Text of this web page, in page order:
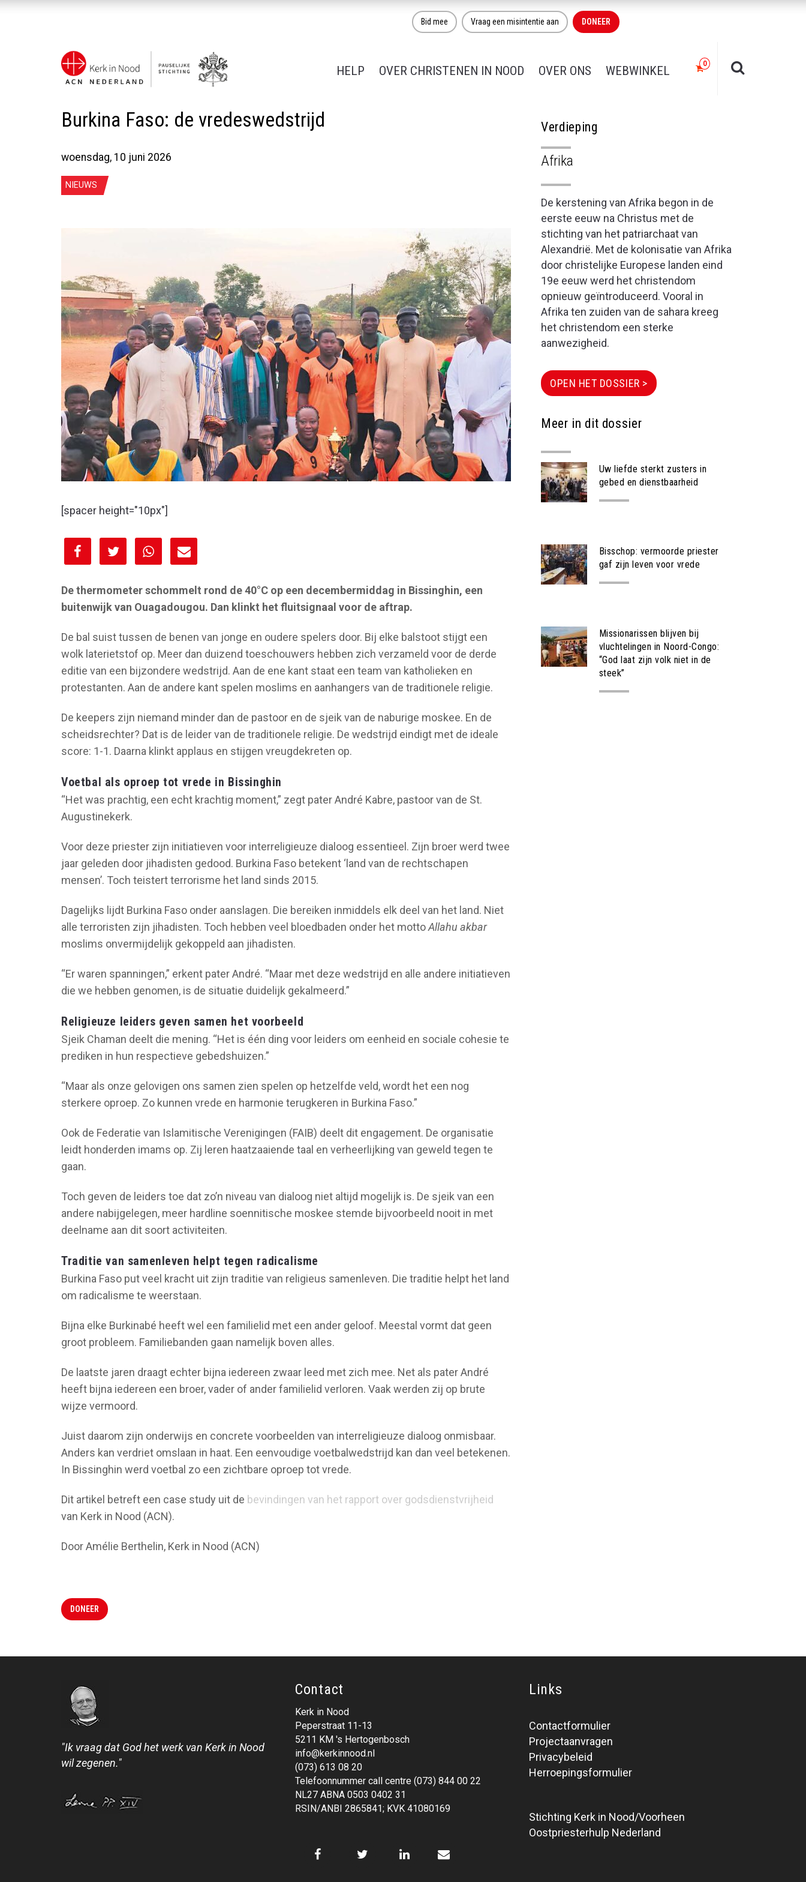
Bid mee Vraag een misintentie aan DONEER
HELP OVER CHRISTENEN IN NOOD OVER ONS WEBWINKEL
Burkina Faso: de vredeswedstrijd
woensdag, 10 juni 2026
NIEUWS
[spacer height="10px"]
[spacer height="10px"]
De thermometer schommelt rond de 40°C op een decembermiddag in Bissinghin, een
buitenwijk van Ouagadougou. Dan klinkt het fluitsignaal voor de aftrap.
De bal suist tussen de benen van jonge en oudere spelers door. Bij elke balstoot stijgt een
wolk laterietstof op. Meer dan duizend toeschouwers hebben zich verzameld voor de derde
editie van een bijzondere wedstrijd. Aan de ene kant staat een team van katholieken en
protestanten. Aan de andere kant spelen moslims en aanhangers van de traditionele religie.
De keepers zijn niemand minder dan de pastoor en de sjeik van de naburige moskee. En de
scheidsrechter? Dat is de leider van de traditionele religie. De wedstrijd eindigt met de ideale
score: 1-1. Daarna klinkt applaus en stijgen vreugdekreten op.
Voetbal als oproep tot vrede in Bissinghin
“Het was prachtig, een echt krachtig moment,” zegt pater André Kabre, pastoor van de St.
Augustinekerk.
Voor deze priester zijn initiatieven voor interreligieuze dialoog essentieel. Zijn broer werd twee
jaar geleden door jihadisten gedood. Burkina Faso betekent ‘land van de rechtschapen
mensen’. Toch teistert terrorisme het land sinds 2015.
Dagelijks lijdt Burkina Faso onder aanslagen. Die bereiken inmiddels elk deel van het land. Niet
alle terroristen zijn jihadisten. Toch hebben veel bloedbaden onder het mottoAllahu akbar
moslims onvermijdelijk gekoppeld aan jihadisten.
“Er waren spanningen,” erkent pater André. “Maar met deze wedstrijd en alle andere initiatieven
die we hebben genomen, is de situatie duidelijk gekalmeerd.”
Religieuze leiders geven samen het voorbeeld
Sjeik Chaman deelt die mening. “Het is één ding voor leiders om eenheid en sociale cohesie te
prediken in hun respectieve gebedshuizen.”
“Maar als onze gelovigen ons samen zien spelen op hetzelfde veld, wordt het een nog
sterkere oproep. Zo kunnen vrede en harmonie terugkeren in Burkina Faso.”
Ook de Federatie van Islamitische Verenigingen (FAIB) deelt dit engagement. De organisatie
leidt honderden imams op. Zij leren haatzaaiende taal en verheerlijking van geweld tegen te
gaan.
Toch geven de leiders toe dat zo’n niveau van dialoog niet altijd mogelijk is. De sjeik van een
andere nabijgelegen, meer hardline soennitische moskee stemde bijvoorbeeld nooit in met
deelname aan dit soort activiteiten.
Traditie van samenleven helpt tegen radicalisme
Burkina Faso put veel kracht uit zijn traditie van religieus samenleven. Die traditie helpt het land
om radicalisme te weerstaan.
Bijna elke Burkinabé heeft wel een familielid met een ander geloof. Meestal vormt dat geen
groot probleem. Familiebanden gaan namelijk boven alles.
De laatste jaren draagt echter bijna iedereen zwaar leed met zich mee. Net als pater André
heeft bijna iedereen een broer, vader of ander familielid verloren. Vaak werden zij op brute
wijze vermoord.
Juist daarom zijn onderwijs en concrete voorbeelden van interreligieuze dialoog onmisbaar.
Anders kan verdriet omslaan in haat. Een eenvoudige voetbalwedstrijd kan dan veel betekenen.
In Bissinghin werd voetbal zo een zichtbare oproep tot vrede.
Dit artikel betreft een case study uit de bevindingen van het rapport over godsdienstvrijheid
van Kerk in Nood (ACN).
Door Amélie Berthelin, Kerk in Nood (ACN)
DONEER
Verdieping
Afrika
De kerstening van Afrika begon in de
eerste eeuw na Christus met de
stichting van het patriarchaat van
Alexandrië. Met de kolonisatie van Afrika
door christelijke Europese landen eind
19e eeuw werd het christendom
opnieuw geïntroduceerd. Vooral in
Afrika ten zuiden van de sahara kreeg
het christendom een sterke
aanwezigheid.
OPEN HET DOSSIER >
Meer in dit dossier
Uw liefde sterkt zusters in
gebed en dienstbaarheid
Bisschop: vermoorde priester
gaf zijn leven voor vrede
Missionarissen blijven bij
vluchtelingen in Noord-Congo:
“God laat zijn volk niet in de
steek”
"Ik vraag dat God het werk van Kerk in Nood
wil zegenen."
Contact
Kerk in Nood
Peperstraat 11-13
5211 KM 's Hertogenbosch
info@kerkinnood.nl
(073) 613 08 20
Telefoonnummer call centre (073) 844 00 22
NL27 ABNA 0503 0402 31
RSIN/ANBI 2865841; KVK 41080169
Links
Contactformulier
Projectaanvragen
Privacybeleid
Herroepingsformulier
Stichting Kerk in Nood/Voorheen
Oostpriesterhulp Nederland